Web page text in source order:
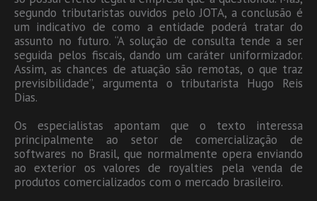
segundo tributaristas ouvidos pelo JOTA, a conclusão é
um indicativo de como a entidade poderá tratar do
assunto no futuro. “A solução de consulta tende a ser
seguida pelos fiscais, dando um caráter uniformizador.
Assim, as chances de atuação são remotas, o que traz
previsibilidade”, argumenta o tributarista Hugo Reis
Dias.
Os especialistas apontam que o texto interessa
principalmente ao setor de comercialização de
softwares no Brasil, que normalmente opera enviando
ao exterior os valores de royalties pela venda de
produtos comercializados com o mercado brasileiro.